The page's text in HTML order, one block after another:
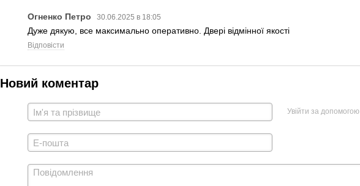
Огненко Петро 30.06.2025 в 18:05
Дуже дякую, все максимально оперативно. Двері відмінної якості
Відповісти
Новий коментар
Увійти за допомогою